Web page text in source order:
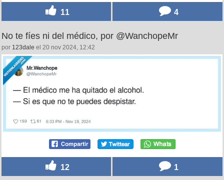
11 4
No te fíes ni del médico, por @WanchopeMr
por 123dale el 20 nov 2024, 12:42
12 1